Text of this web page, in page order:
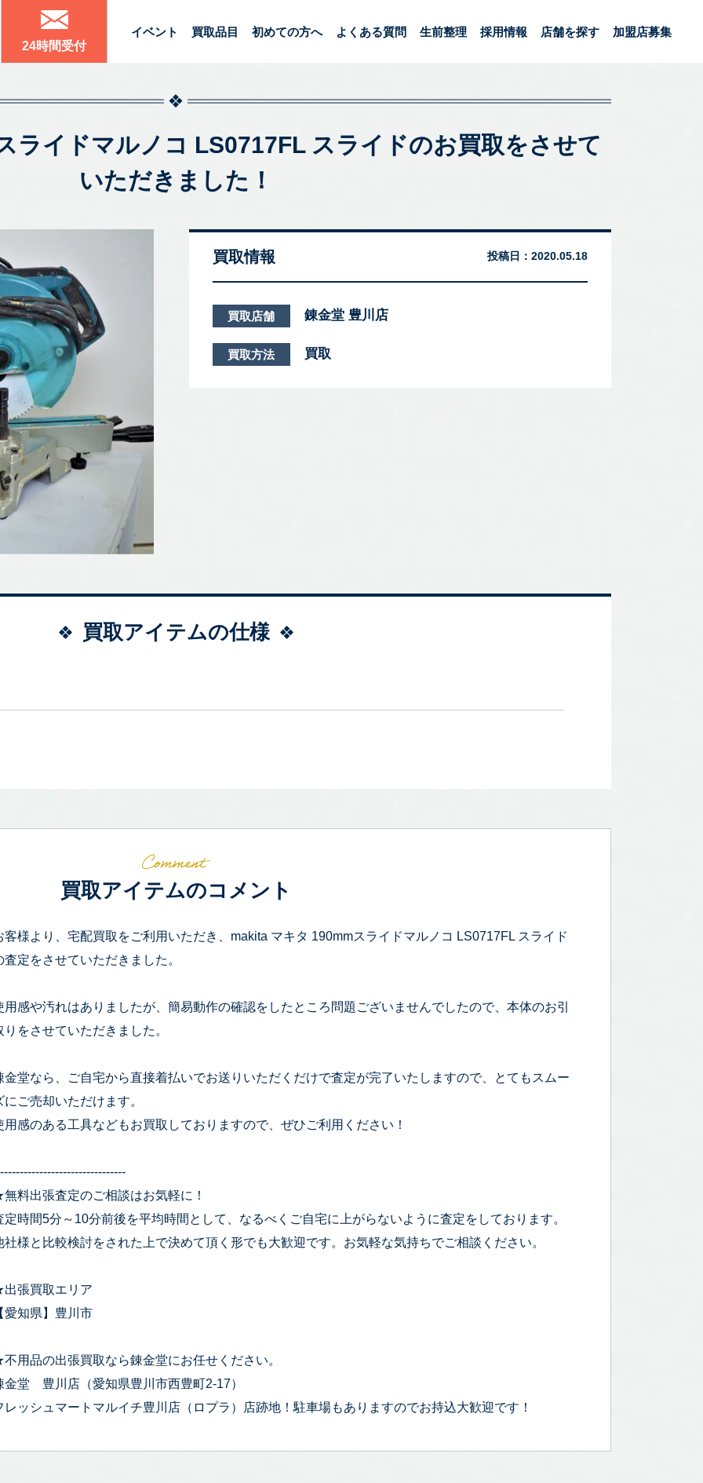
24時間受付
イベント 買取品目 初めての方へ よくある質問 生前整理 採用情報 店舗を探す 加盟店募集
ライドマルノコ LS0717FL スライドのお買取をさせて
いただきました！
買取情報 投稿日： 2020.05.18
買取店舗 錬金堂 豊川店
買取方法 買取
買取アイテムの仕様
買取アイテムのコメント
客様より、宅配買取をご利用いただき、makita マキタ 190mmスライドマルノコ LS0717FL スライド
査定をさせていただきました。
用感や汚れはありましたが、簡易動作の確認をしたところ問題ございませんでしたので、本体のお引
りをさせていただきました。
金堂なら、ご自宅から直接着払いでお送りいただくだけで査定が完了いたしますので、とてもスムー
にご売却いただけます。
用感のある工具などもお買取しておりますので、ぜひご利用ください！
料出張査定のご相談はお気軽に！
定時間5分～10分前後を平均時間として、なるべくご自宅に上がらないように査定をしております。
社様と比較検討をされた上で決めて頂く形でも大歓迎です。お気軽な気持ちでご相談ください。
張買取エリア
愛知県】豊川市
用品の出張買取なら錬金堂にお任せください。
金堂 豊川店（愛知県豊川市西豊町2-17）
レッシュマートマルイチ豊川店（ロプラ）店跡地！駐車場もありますのでお持込大歓迎です！